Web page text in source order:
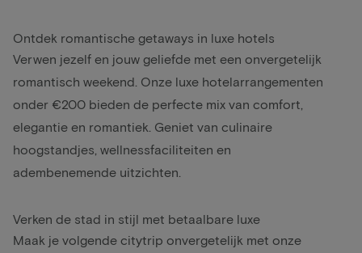
Ontdek romantische getaways in luxe hotels
Verwen jezelf en jouw geliefde met een onvergetelijk
romantisch weekend. Onze luxe hotelarrangementen
onder €200 bieden de perfecte mix van comfort,
elegantie en romantiek. Geniet van culinaire
hoogstandjes, wellnessfaciliteiten en
adembenemende uitzichten.
Verken de stad in stijl met betaalbare luxe
Maak je volgende citytrip onvergetelijk met onze